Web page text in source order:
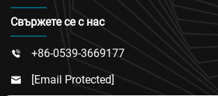
Свържете се с нас
 +86-0539-3669177
 [email Protected]